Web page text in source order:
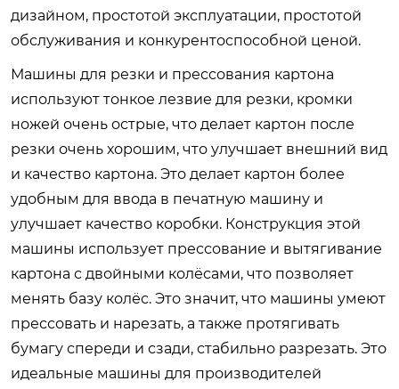
дизайном, простотой эксплуатации, простотой
обслуживания и конкурентоспособной ценой.
Машины для резки и прессования картона
используют тонкое лезвие для резки, кромки
ножей очень острые, что делает картон после
резки очень хорошим, что улучшает внешний вид
и качество картона. Это делает картон более
удобным для ввода в печатную машину и
улучшает качество коробки. Конструкция этой
машины использует прессование и вытягивание
картона с двойными колёсами, что позволяет
менять базу колёс. Это значит, что машины умеют
прессовать и нарезать, а также протягивать
бумагу спереди и сзади, стабильно разрезать. Это
идеальные машины для производителей